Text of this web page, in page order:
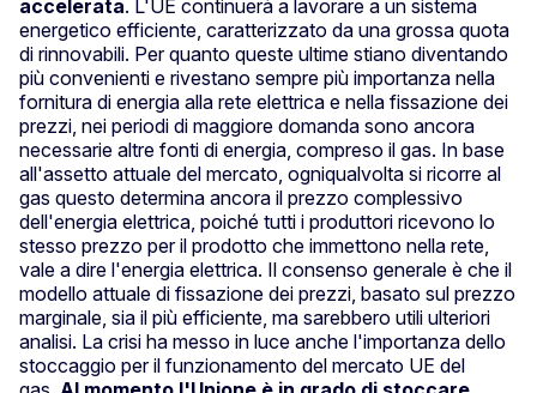
accelerata. L'UE continuerà a lavorare a un sistema
energetico efficiente, caratterizzato da una grossa quota
di rinnovabili. Per quanto queste ultime stiano diventando
più convenienti e rivestano sempre più importanza nella
fornitura di energia alla rete elettrica e nella fissazione dei
prezzi, nei periodi di maggiore domanda sono ancora
necessarie altre fonti di energia, compreso il gas. In base
all'assetto attuale del mercato, ogniqualvolta si ricorre al
gas questo determina ancora il prezzo complessivo
dell'energia elettrica, poiché tutti i produttori ricevono lo
stesso prezzo per il prodotto che immettono nella rete,
vale a dire l'energia elettrica. Il consenso generale è che il
modello attuale di fissazione dei prezzi, basato sul prezzo
marginale, sia il più efficiente, ma sarebbero utili ulteriori
analisi. La crisi ha messo in luce anche l'importanza dello
stoccaggio per il funzionamento del mercato UE del